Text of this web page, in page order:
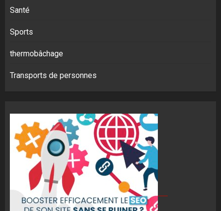
Santé
Sports
thermobâchage
Transports de personnes